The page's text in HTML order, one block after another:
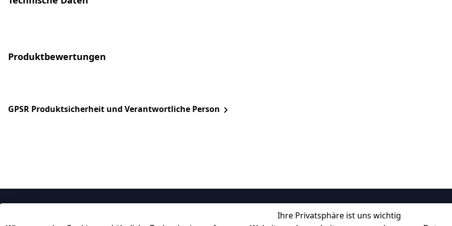
Produktbewertungen
GPSR Produktsicherheit und Verantwortliche Person
Ihre Privatsphäre ist uns wichtig
Informationen